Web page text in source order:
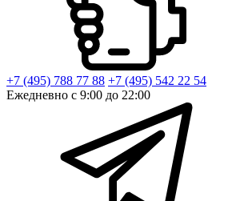
+7 (495) 788 77 88 +7 (495) 542 22 54
Ежедневно с 9:00 до 22:00